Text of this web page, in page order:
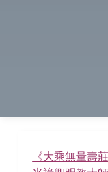
《大乘無量壽